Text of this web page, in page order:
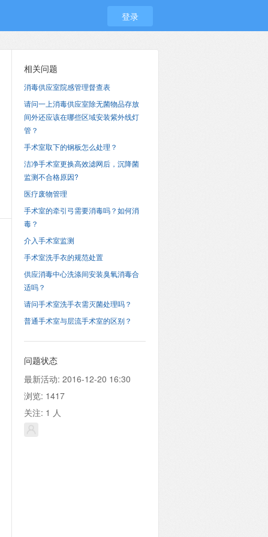
登录
相关问题
消毒供应室院感管理督查表
请问一上消毒供应室除无菌物品存放
间外还应该在哪些区域安装紫外线灯
管？
手术室取下的钢板怎么处理？
洁净手术室更换高效滤网后，沉降菌
监测不合格原因?
医疗废物管理
手术室的牵引弓需要消毒吗？如何消
毒？
介入手术室监测
手术室洗手衣的规范处置
供应消毒中心洗涤间安装臭氧消毒合
适吗？
请问手术室洗手衣需灭菌处理吗？
普通手术室与层流手术室的区别？
问题状态
最新活动: 2016-12-20 16:30
浏览: 1417
关注: 1 人